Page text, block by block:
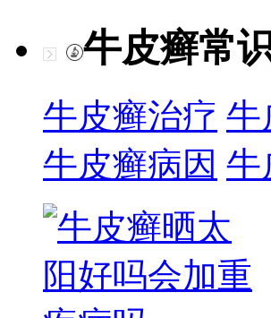
牛皮癣常
牛皮癣治疗 牛
牛皮癣病因 牛